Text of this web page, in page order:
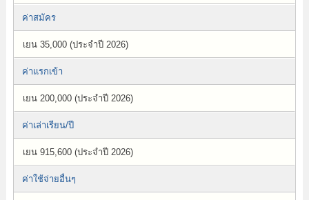
ค่าสมัคร
เยน 35,000 (ประจำปี 2026)
ค่าแรกเข้า
เยน 200,000 (ประจำปี 2026)
ค่าเล่าเรียน/ปี
เยน 915,600 (ประจำปี 2026)
ค่าใช้จ่ายอื่นๆ